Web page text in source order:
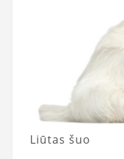
Liūtas šuo